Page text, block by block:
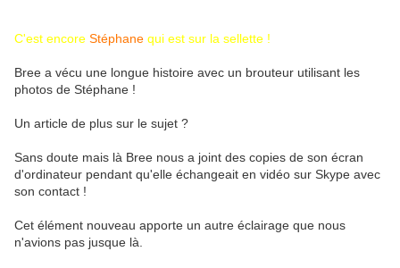
C'est encore Stéphane qui est sur la sellette !
Bree a vécu une longue histoire avec un brouteur utilisant les
photos de Stéphane !
Un article de plus sur le sujet ?
Sans doute mais là Bree nous a joint des copies de son écran
d'ordinateur pendant qu'elle échangeait en vidéo sur Skype avec
son contact !
Cet élément nouveau apporte un autre éclairage que nous
n'avions pas jusque là.